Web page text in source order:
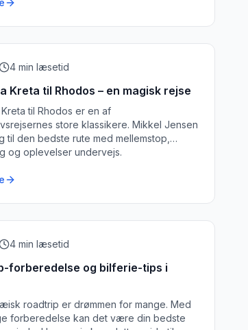
4 min læsetid
Kreta til Rhodos – en magisk rejse
til Rhodos er en af
store klassikere. Mikkel Jensen
til den bedste rute med mellemstop,
og oplevelser undervejs.
4 min læsetid
forberedelse og bilferie-tips i
roadtrip er drømmen for mange. Med
forberedelse kan det være din bedste